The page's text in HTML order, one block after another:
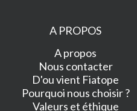
A PROPOS
A propos
Nous contacter
D'ou vient Fiatope
Pourquoi nous choisir ?
Valeurs et éthique